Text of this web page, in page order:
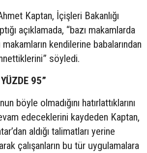
Kaptan, İçişleri Bakanlığı
açıklamada, “bazı makamlarda
kendilerine babalarından
söyledi.
95”
böyle olmadığını hatırlattıklarını
edeceklerini kaydeden Kaptan,
aldığı talimatları yerine
çalışanların bu tür uygulamalara